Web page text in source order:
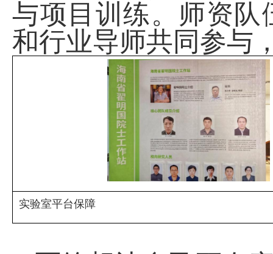
与项目训练。师资队
和行业导师共同参与
实验室平台保障